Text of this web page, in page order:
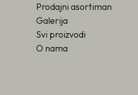
Prodajni asortiman
Galerija
Svi proizvodi
O nama